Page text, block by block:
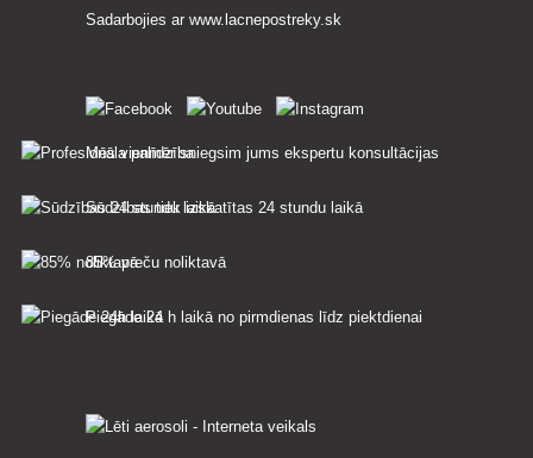
Sadarbojies ar www.lacnepostreky.sk
Mēs vienmēr sniegsim jums ekspertu konsultācijas
Sūdzības tiek izskatītas 24 stundu laikā
85% preču noliktavā
Piegāde 24 h laikā no pirmdienas līdz piektdienai